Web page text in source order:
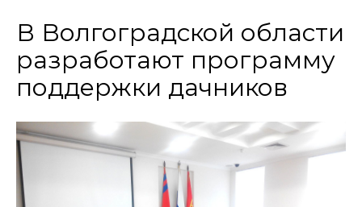
В Волгоградской области
разработают программу
поддержки дачников